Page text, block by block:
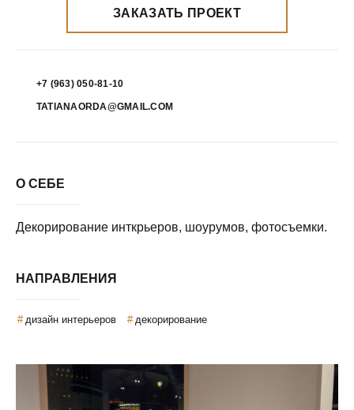
ЗАКАЗАТЬ ПРОЕКТ
+7 (963) 050-81-10
TATIANAORDA@GMAIL.COM
О СЕБЕ
Декорирование инткрьеров, шоурумов, фотосъемки.
НАПРАВЛЕНИЯ
дизайн интерьеров декорирование